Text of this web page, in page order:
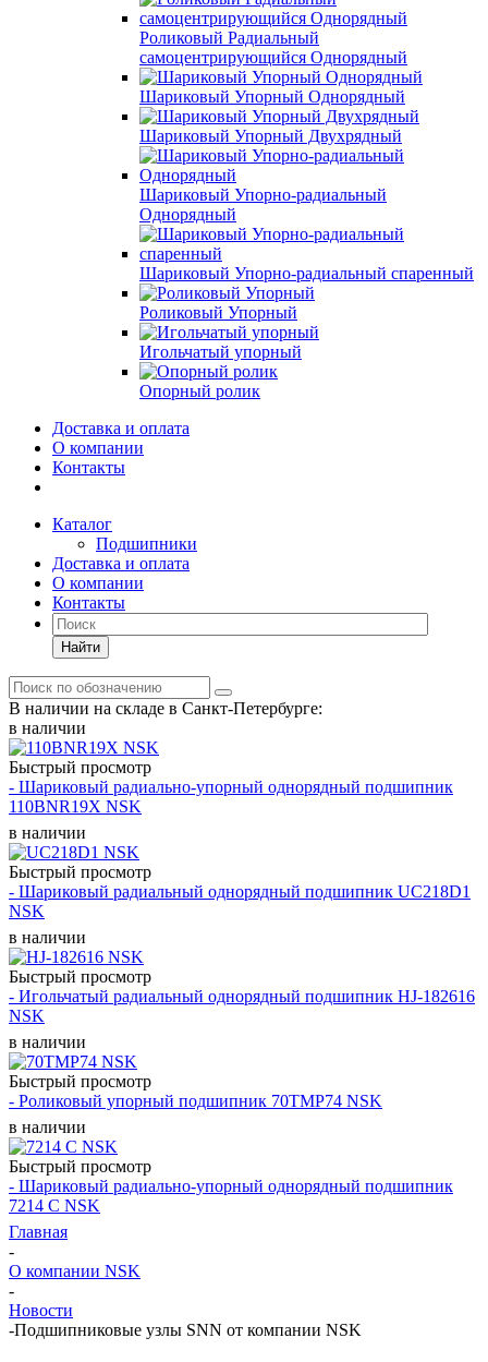
Роликовый Радиальный
самоцентрирующийся Однорядный
Шариковый Упорный Однорядный
Шариковый Упорный Двухрядный
Шариковый Упорно-радиальный
Однорядный
Шариковый Упорно-радиальный спаренный
Роликовый Упорный
Игольчатый упорный
Опорный ролик
Доставка и оплата
О компании
Контакты
Каталог
Подшипники
Доставка и оплата
О компании
Контакты
Найти
В наличии на складе в Санкт-Петербурге:
в наличии
Быстрый просмотр
- Шариковый радиально-упорный однорядный подшипник
110BNR19X NSK
в наличии
Быстрый просмотр
- Шариковый радиальный однорядный подшипник UC218D1
NSK
в наличии
Быстрый просмотр
- Игольчатый радиальный однорядный подшипник HJ-182616
NSK
в наличии
Быстрый просмотр
- Роликовый упорный подшипник 70TMP74 NSK
в наличии
Быстрый просмотр
- Шариковый радиально-упорный однорядный подшипник
7214 C NSK
Главная
-
О компании NSK
-
Новости
-Подшипниковые узлы SNN от компании NSK